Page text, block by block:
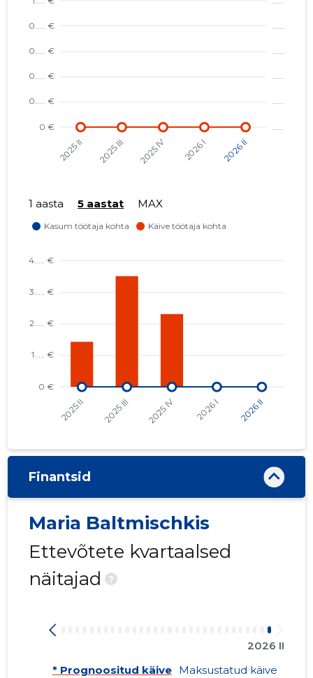
1 aasta 5 aastat MAX
Finantsid
Maria Baltmischkis
Ettevõtete kvartaalsed
näitajad
?
2026 II
* Prognoositud käive Maksustatud käive